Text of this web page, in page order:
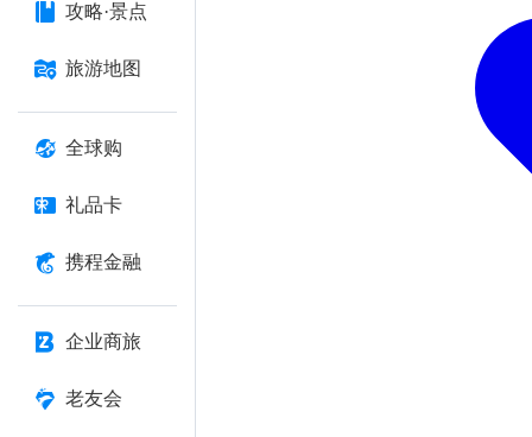
攻略·景点
旅游地图
全球购
礼品卡
携程金融
企业商旅
老友会